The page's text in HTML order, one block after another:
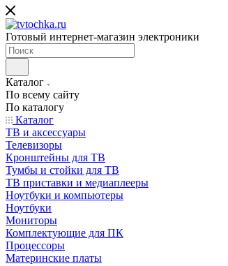
Готовый интернет-магазин электроники
Каталог
По всему сайту
По каталогу
Каталог
ТВ и аксессуары
Телевизоры
Кронштейны для ТВ
Тумбы и стойки для ТВ
ТВ приставки и медиаплееры
Ноутбуки и компьютеры
Ноутбуки
Мониторы
Комплектующие для ПК
Процессоры
Материнские платы